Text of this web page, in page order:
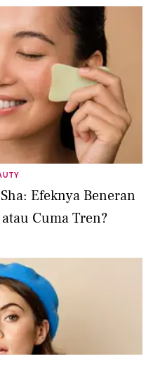
Efeknya Beneran
Cuma Tren?